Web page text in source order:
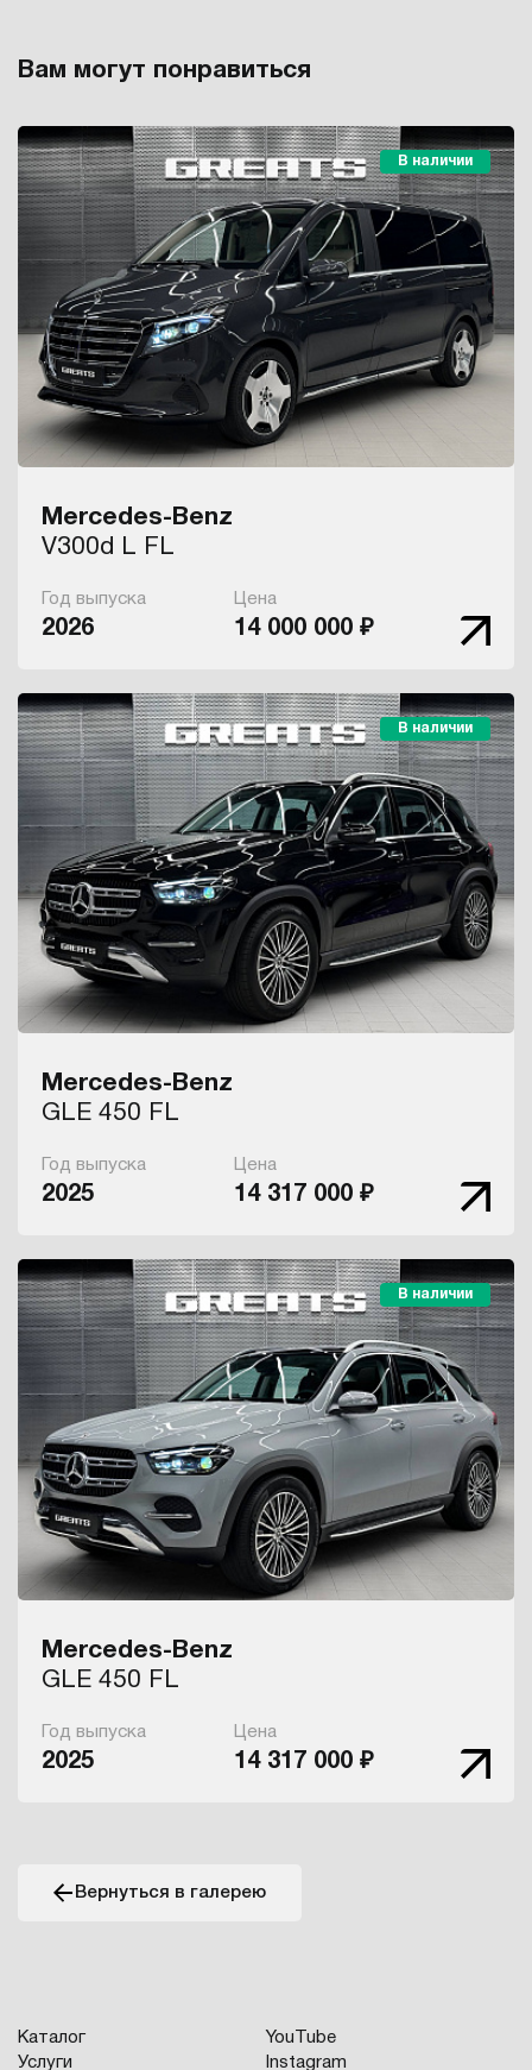
Вам могут понравиться
В наличии
Mercedes-Benz
V300d L FL
Год выпуска
2026
Цена
14 000 000 ₽
В наличии
Mercedes-Benz
GLE 450 FL
Год выпуска
2025
Цена
14 317 000 ₽
В наличии
Mercedes-Benz
GLE 450 FL
Год выпуска
2025
Цена
14 317 000 ₽
Вернуться в галерею
Каталог
Услуги
YouTube
Instagram